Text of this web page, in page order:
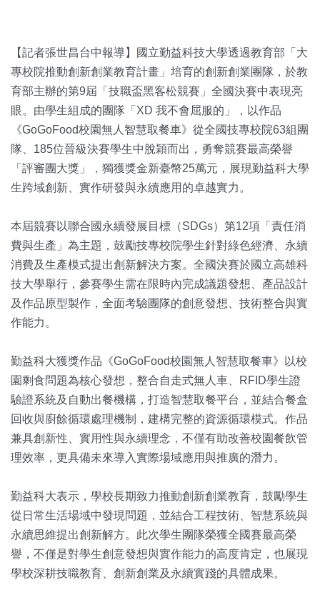
【記者張世昌台中報導】國立勤益科技大學透過教育部「大
專校院推動創新創業教育計畫」培育的創新創業團隊，於教
育部主辦的第9屆「技職盃黑客松競賽」全國決賽中表現亮
眼。由學生組成的團隊「XD 我不會屈服的」，以作品
《GoGoFood校園無人智慧取餐車》從全國技專校院63組團
隊、185位晉級決賽學生中脫穎而出，勇奪競賽最高榮譽
「評審團大獎」，獨獲獎金新臺幣25萬元，展現勤益科大學
生跨域創新、實作研發與永續應用的卓越實力。
本屆競賽以聯合國永續發展目標（SDGs）第12項「責任消
費與生產」為主題，鼓勵技專校院學生針對綠色經濟、永續
消費及生產模式提出創新解決方案。全國決賽於國立高雄科
技大學舉行，參賽學生需在限時內完成議題發想、產品設計
及作品原型製作，全面考驗團隊的創意發想、技術整合與實
作能力。
勤益科大獲獎作品《GoGoFood校園無人智慧取餐車》以校
園剩食問題為核心發想，整合自走式無人車、RFID學生證
驗證系統及自動出餐機構，打造智慧取餐平台，並結合餐盒
回收與廚餘循環處理機制，建構完整的資源循環模式。作品
兼具創新性、實用性與永續理念，不僅有助改善校園餐飲管
理效率，更具備未來導入實際場域應用與推廣的潛力。
勤益科大表示，學校長期致力推動創新創業教育，鼓勵學生
從日常生活場域中發現問題，並結合工程技術、智慧系統與
永續思維提出創新解方。此次學生團隊榮獲全國賽最高榮
譽，不僅是對學生創意發想與實作能力的高度肯定，也展現
學校深耕技職教育、創新創業及永續實踐的具體成果。